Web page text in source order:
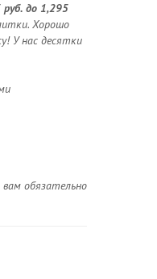
до 1,295
Хорошо
У нас десятки
вам обязательно